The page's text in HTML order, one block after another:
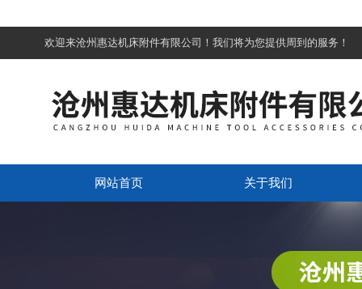
欢迎来沧州惠达机床附件有限公司！我们将为您提供周到的服务！
网站首页 关于我们